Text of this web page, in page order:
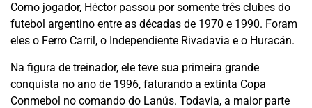
Como jogador, Héctor passou por somente três clubes do
futebol argentino entre as décadas de 1970 e 1990. Foram
eles o Ferro Carril, o Independiente Rivadavia e o Huracán.
Na figura de treinador, ele teve sua primeira grande
conquista no ano de 1996, faturando a extinta Copa
Conmebol no comando do Lanús. Todavia, a maior parte